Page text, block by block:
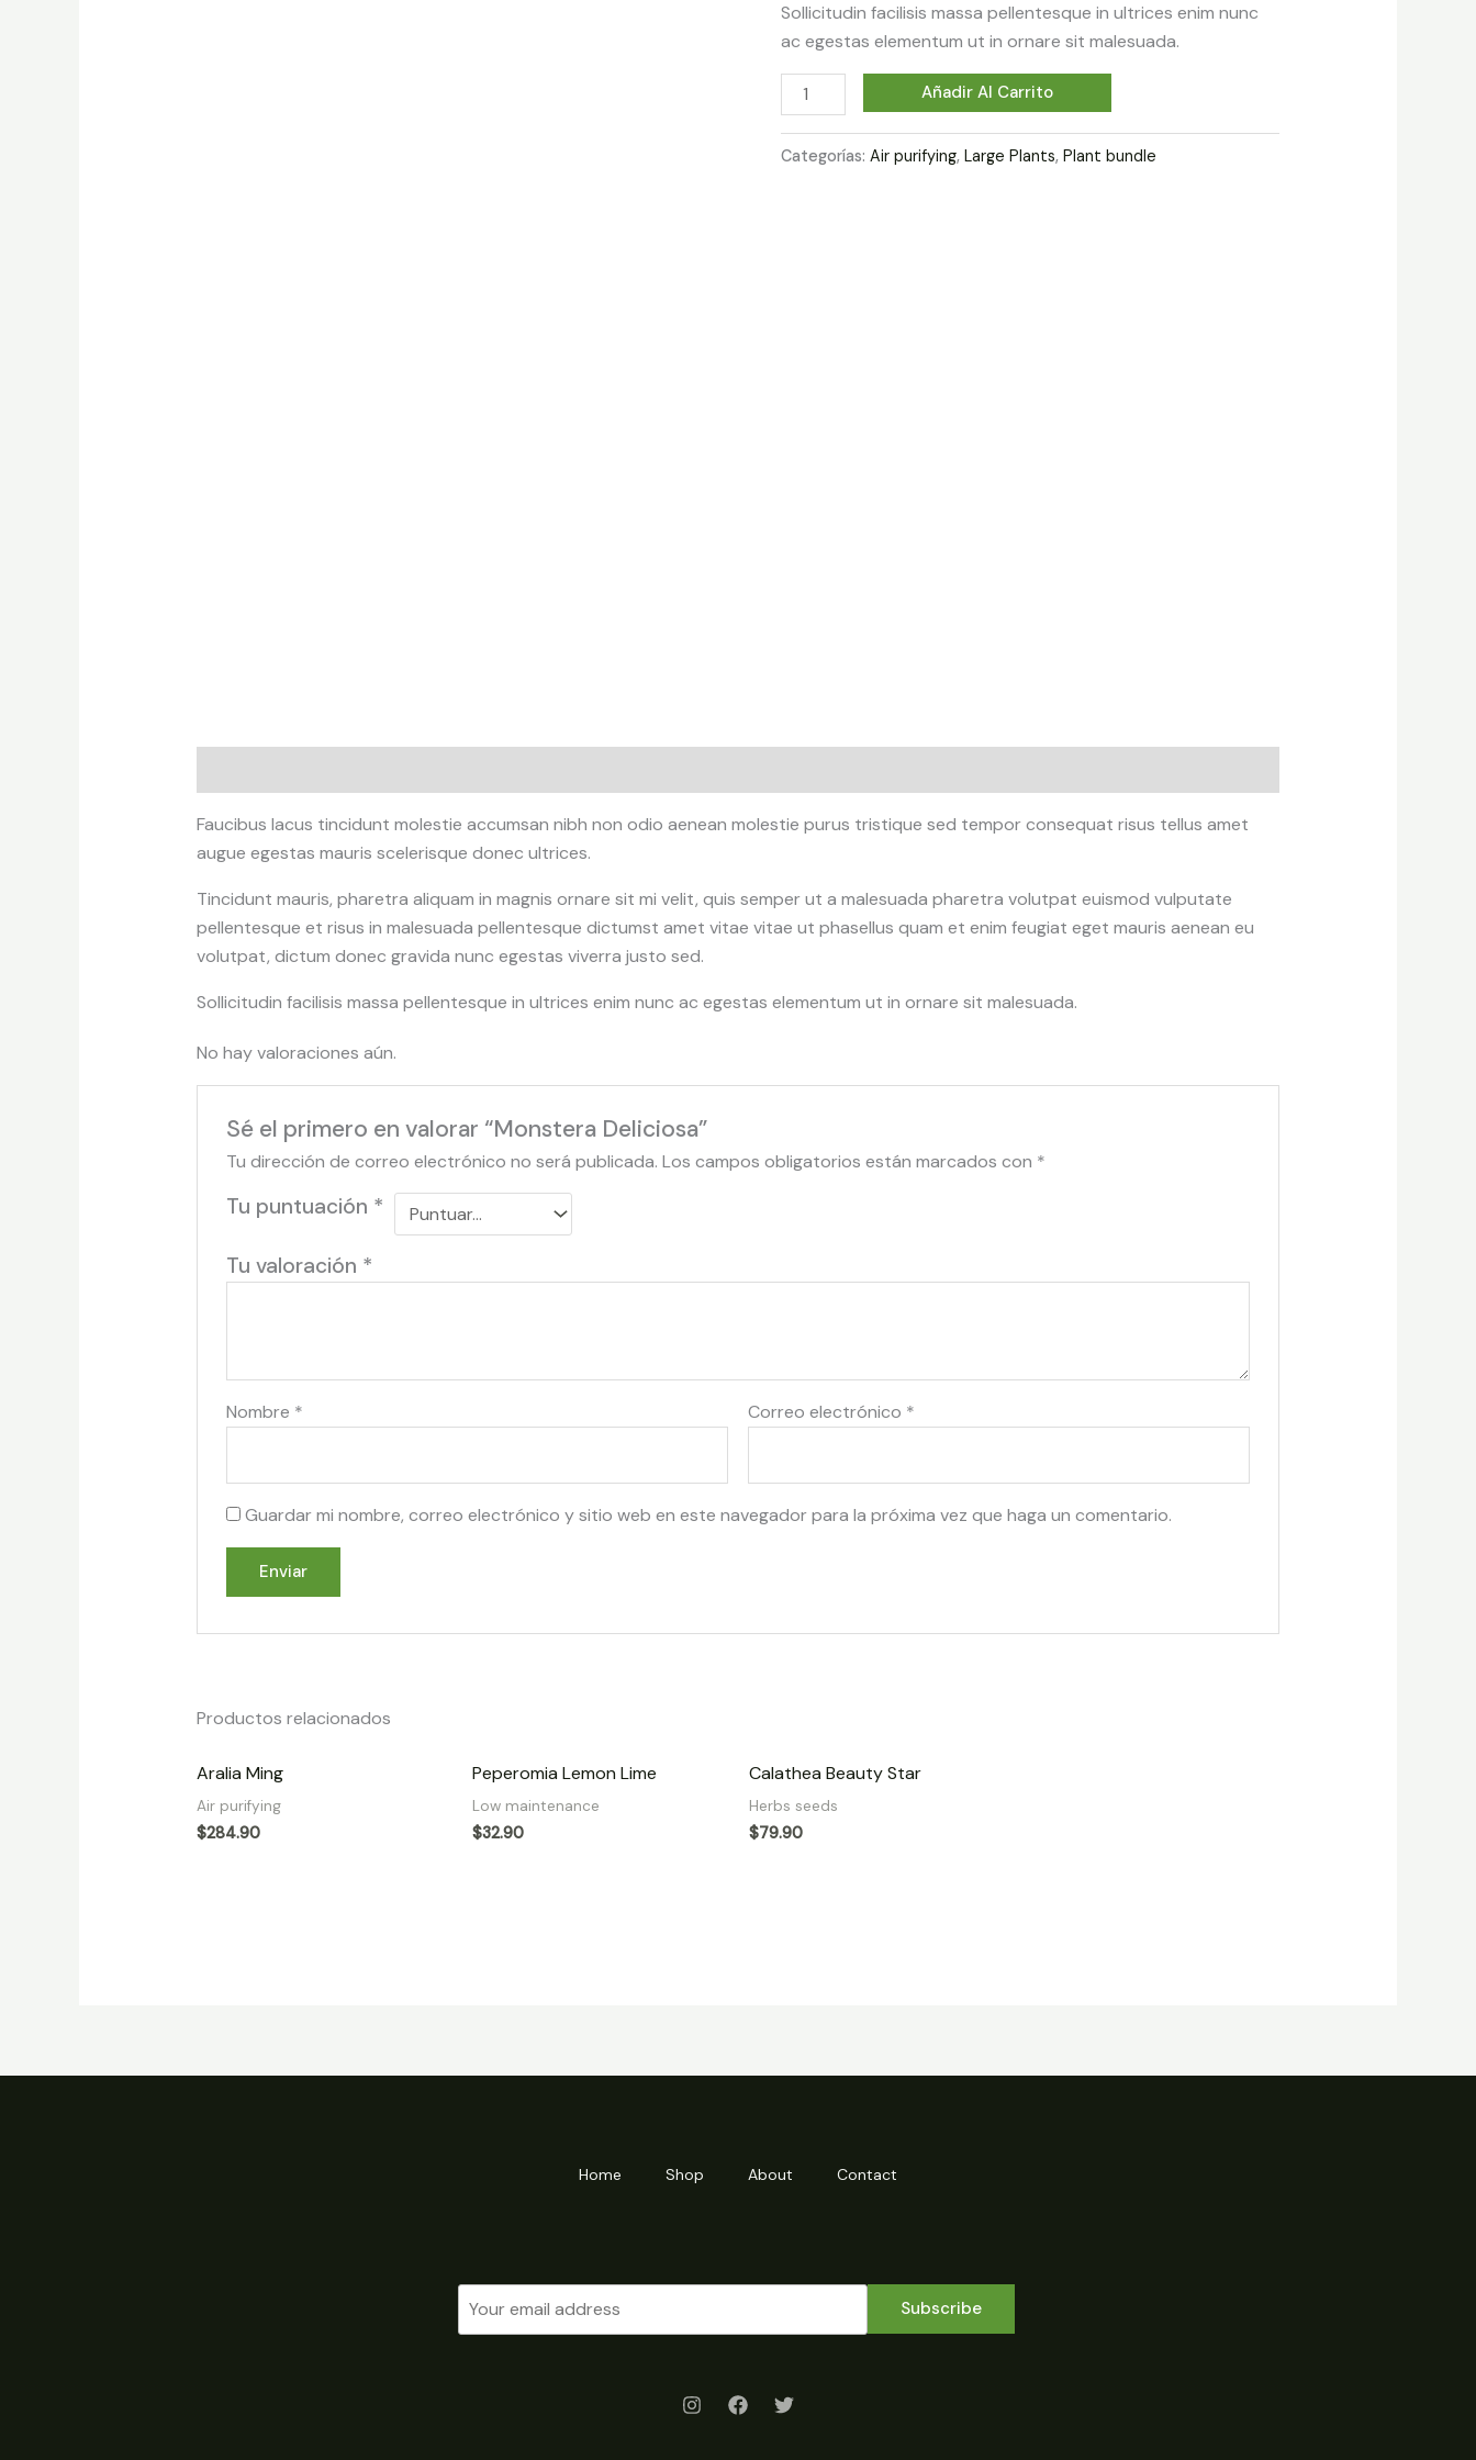
Sollicitudin facilisis massa pellentesque in ultrices enim nunc
ac egestas elementum ut in ornare sit malesuada.
Monstera
Deliciosa
cantidad
Añadir Al Carrito
Categorías:Air purifying,Large Plants,Plant bundle
Faucibus lacus tincidunt molestie accumsan nibh non odio aenean molestie purus tristique sed tempor consequat risus tellus amet
augue egestas mauris scelerisque donec ultrices.
Tincidunt mauris, pharetra aliquam in magnis ornare sit mi velit, quis semper ut a malesuada pharetra volutpat euismod vulputate
pellentesque et risus in malesuada pellentesque dictumst amet vitae vitae ut phasellus quam et enim feugiat eget mauris aenean eu
volutpat, dictum donec gravida nunc egestas viverra justo sed.
Sollicitudin facilisis massa pellentesque in ultrices enim nunc ac egestas elementum ut in ornare sit malesuada.
No hay valoraciones aún.
Sé el primero en valorar “Monstera Deliciosa”
Tu dirección de correo electrónico no será publicada. Los campos obligatorios están marcados con *
Tu puntuación *
Tu valoración *
Nombre * Correo electrónico *
Guardar mi nombre, correo electrónico y sitio web en este navegador para la próxima vez que haga un comentario.
Productos relacionados
Aralia Ming
Air purifying
$284.90
Peperomia Lemon Lime
Low maintenance
$32.90
Calathea Beauty Star
Herbs seeds
$79.90
Home Shop About Contact
Subscribe